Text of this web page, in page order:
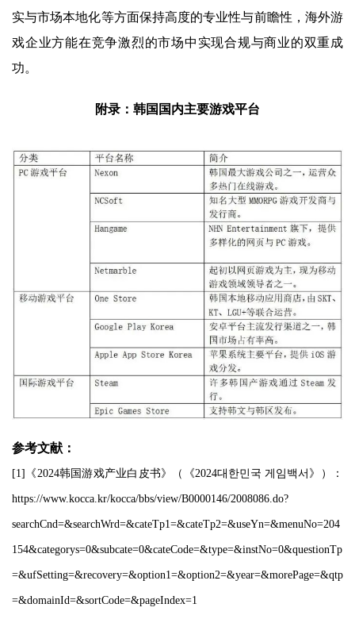
实与市场本地化等方面保持高度的专业性与前瞻性，海外游
戏企业方能在竞争激烈的市场中实现合规与商业的双重成
功。
附录：韩国国内主要游戏平台
参考文献：
[1]《2024韩国游戏产业白皮书》（《2024대한민국 게임백서》）：
https://www.kocca.kr/kocca/bbs/view/B0000146/2008086.do?
searchCnd=&searchWrd=&cateTp1=&cateTp2=&useYn=&menuNo=204
154&categorys=0&subcate=0&cateCode=&type=&instNo=0&questionTp
=&ufSetting=&recovery=&option1=&option2=&year=&morePage=&qtp
=&domainId=&sortCode=&pageIndex=1